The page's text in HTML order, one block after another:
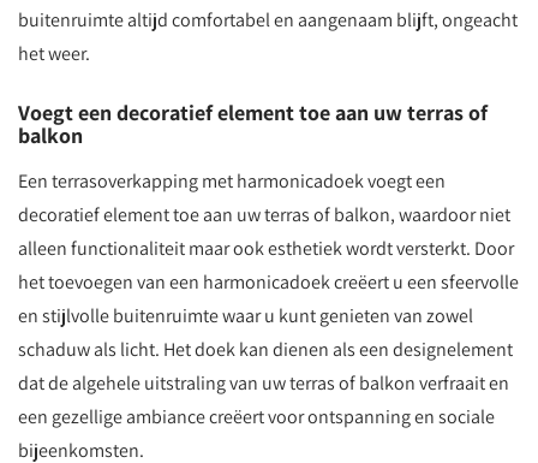
buitenruimte altijd comfortabel en aangenaam blijft, ongeacht
het weer.
Voegt een decoratief element toe aan uw terras of
balkon
Een terrasoverkapping met harmonicadoek voegt een
decoratief element toe aan uw terras of balkon, waardoor niet
alleen functionaliteit maar ook esthetiek wordt versterkt. Door
het toevoegen van een harmonicadoek creëert u een sfeervolle
en stijlvolle buitenruimte waar u kunt genieten van zowel
schaduw als licht. Het doek kan dienen als een designelement
dat de algehele uitstraling van uw terras of balkon verfraait en
een gezellige ambiance creëert voor ontspanning en sociale
bijeenkomsten.